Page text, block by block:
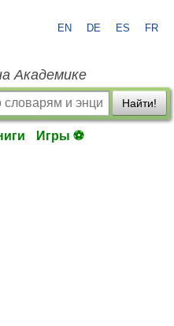
EN DE ES FR
Академике
Найти!
Игры ⚽